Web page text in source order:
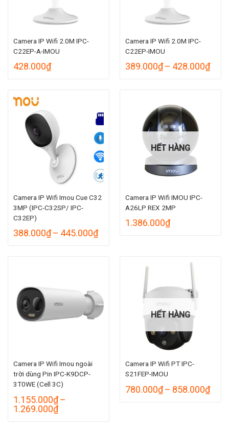
Camera IP Wifi 2.0M IPC-
C22EP-A-IMOU
428.000₫
Camera IP Wifi 2.0M IPC-
C22EP-IMOU
389.000₫ – 428.000₫
Camera IP Wifi Imou Cue C32
3MP (IPC-C32SP/ IPC-
C32EP)
388.000₫ – 445.000₫Khoảng
HẾT HÀNG
Camera IP Wifi IMOU IPC-
A26LP REX 2MP
1.386.000₫
Camera IP Wifi Imou ngoài
trời dùng Pin IPC-K9DCP-
3T0WE (Cell 3C)
1.155.000₫ –
1.269.000₫Khoảng
giá:
HẾT HÀNG
Camera IP Wifi PT IPC-
S21FEP-IMOU
780.000₫ – 858.000₫
giá: